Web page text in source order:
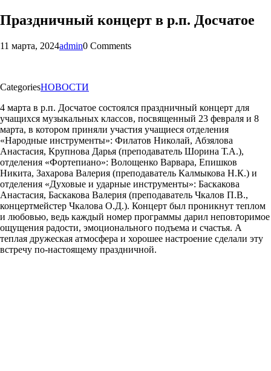
Праздничный концерт в р.п. Досчатое
11 марта, 2024admin0 Comments
CategoriesНОВОСТИ
4 марта в р.п. Досчатое состоялся праздничный концерт для
учащихся музыкальных классов, посвященный 23 февраля и 8
марта, в котором приняли участия учащиеся отделения
«Народные инструменты»: Филатов Николай, Абзялова
Анастасия, Крупнова Дарья (преподаватель Шорина Т.А.),
отделения «Фортепиано»: Волощенко Варвара, Епишков
Никита, Захарова Валерия (преподаватель Калмыкова Н.К.) и
отделения «Духовые и ударные инструменты»: Баскакова
Анастасия, Баскакова Валерия (преподаватель Чкалов П.В.,
концертмейстер Чкалова О.Д.). Концерт был проникнут теплом
и любовью, ведь каждый номер программы дарил неповторимое
ощущения радости, эмоционального подъема и счастья. А
теплая дружеская атмосфера и хорошее настроение сделали эту
встречу по-настоящему праздничной.